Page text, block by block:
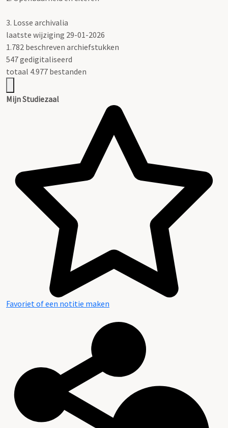
3. Losse archivalia
laatste wijziging 29-01-2026
1.782 beschreven archiefstukken
547 gedigitaliseerd
totaal 4.977 bestanden
Mijn Studiezaal
Favoriet of een notitie maken